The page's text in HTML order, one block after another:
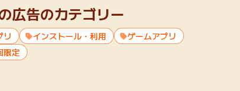
と共に、もう一度ワンダーランドで冒険しよう。
さぎ、マッドハッター、チェシャ猫、公爵夫人な
キャラクターを救い出し、ワンダーランドが二度
されないよう、白の女王に協力して、ハートの女
対抗しよう！
広告のカテゴリー
リ インストール・利用
ゲームアプリ
限定